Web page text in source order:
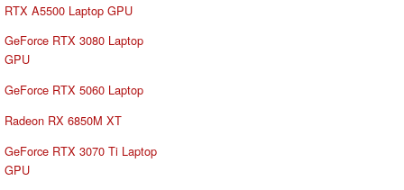
RTX A5500 Laptop GPU
GeForce RTX 3080 Laptop
GPU
GeForce RTX 5060 Laptop
Radeon RX 6850M XT
GeForce RTX 3070 Ti Laptop
GPU